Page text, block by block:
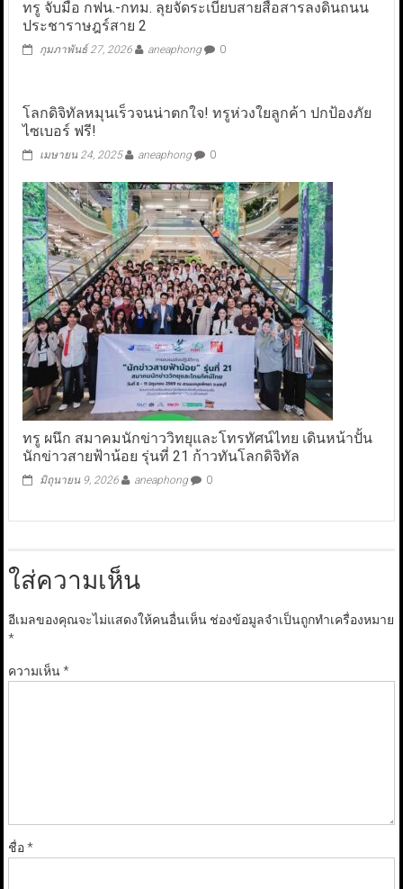
ทรู จับมือ กฟน.-กทม. ลุยจัดระเบียบสายสื่อสารลงดินถนน
ประชาราษฎร์สาย 2
กุมภาพันธ์ 27, 2026 aneaphong 0
โลกดิจิทัลหมุนเร็วจนน่าตกใจ! ทรูห่วงใยลูกค้า ปกป้องภัย
ไซเบอร์ ฟรี!
เมษายน 24, 2025 aneaphong 0
ทรู ผนึก สมาคมนักข่าววิทยุและโทรทัศน์ไทย เดินหน้าปั้น
นักข่าวสายฟ้าน้อย รุ่นที่ 21 ก้าวทันโลกดิจิทัล
มิถุนายน 9, 2026 aneaphong 0
ใส่ความเห็น
อีเมลของคุณจะไม่แสดงให้คนอื่นเห็น ช่องข้อมูลจำเป็นถูกทำเครื่องหมาย
*
ความเห็น*
ชื่อ*